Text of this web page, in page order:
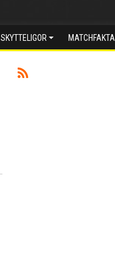
SKYTTELIGOR MATCHFAKTA